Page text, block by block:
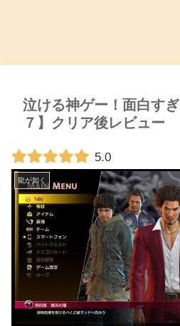
泣ける神ゲー！面白す
７】クリア後レビュー
5.0
龍が如く